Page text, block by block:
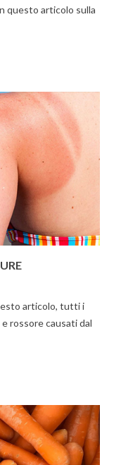
questo articolo sulla
articolo, tutti i
rossore causati dal